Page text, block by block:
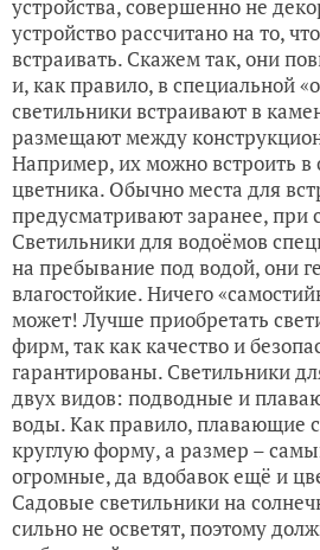
устройства, совершенно не
устройство рассчитано на то,
встраивать. Скажем так, они
и, как правило, в специальной
светильники встраивают в
размещают между
Например, их можно встроить в
цветника. Обычно места для
предусматривают заранее, при
Светильники для водоёмов
на пребывание под водой, они
влагостойкие. Ничего
может! Лучше приобретать
фирм, так как качество и
гарантированы. Светильники
двух видов: подводные и
воды. Как правило, плавающие
круглую форму, а размер –
огромные, да вдобавок ещё и
Садовые светильники на
сильно не осветят, поэтому